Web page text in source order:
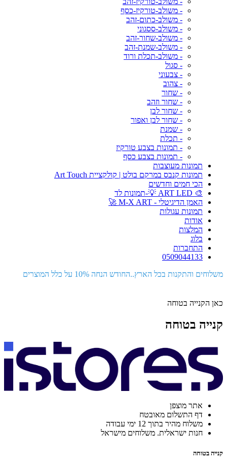
- משולב-טורקיז-כסף
- משולב-כתום-זהב
- משולב-ססגוני
- משולב-שחור-זהב
- משולב-שמנת-זהב
- משולב-תכלת ורוד
- סגול
- צבעוני
- צהוב
- שחור
- שחור וזהב
- שחור לבן
- שחור לבן ואפור
- שמנת
- תכלת
- תמונות בצבע טורקיז
- תמונות בצבע כסף
תמונות מעוצבות
תמונות קנבס במרקם בולט | קולקציית Art Touch
הכי חמים וחדשים
🎨 ART LED 💡-תמונות לד
האמן הדיגיטלי - M-X ART 🚀
תמונות עגולות
אודות
המלצות
בלוג
התחברות
0509044133
משלוחים והתקנות בכל הארץ..החודש הנחה 10% על כלל המוצרים
כאן הקנייה בטוחה
קנייה בטוחה
אתר מוצפן
דף התשלום מאובטח
משלוח מהיר בתוך 12 ימי עבודה
חנות ישראלית. משלוחים מישראל
קנייה בטוחה